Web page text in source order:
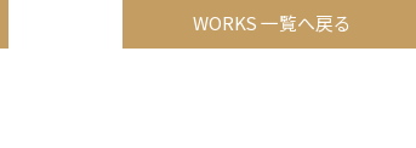
WORKS 一覧へ戻る